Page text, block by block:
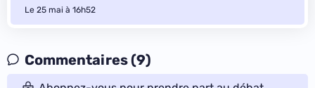
Le 25 mai à 16h52
Commentaires (9)